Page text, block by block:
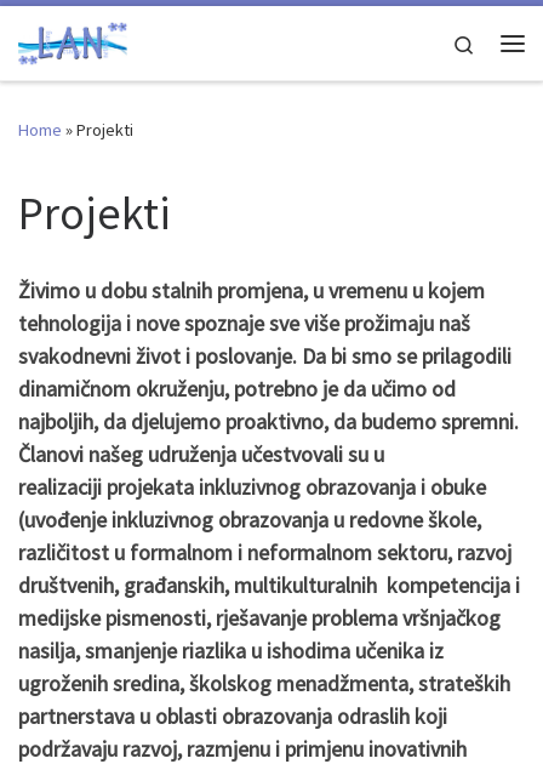
Skip to content
Search
Home »Projekti
Projekti
Živimo u dobu stalnih promjena, u vremenu u kojem
tehnologija i nove spoznaje sve više prožimaju naš
svakodnevni život i poslovanje. Da bi smo se prilagodili
dinamičnom okruženju, potrebno je da učimo od
najboljih, da djelujemo proaktivno, da budemo spremni.
Članovi našeg udruženja učestvovali su u
realizaciji projekata inkluzivnog obrazovanja i obuke
(uvođenje inkluzivnog obrazovanja u redovne škole,
različitost u formalnom i neformalnom sektoru, razvoj
društvenih, građanskih, multikulturalnih kompetencija i
medijske pismenosti, rješavanje problema vršnjačkog
nasilja, smanjenje riazlika u ishodima učenika iz
ugroženih sredina, školskog menadžmenta, strateških
partnerstava u oblasti obrazovanja odraslih koji
podržavaju razvoj, razmjenu i primjenu inovativnih